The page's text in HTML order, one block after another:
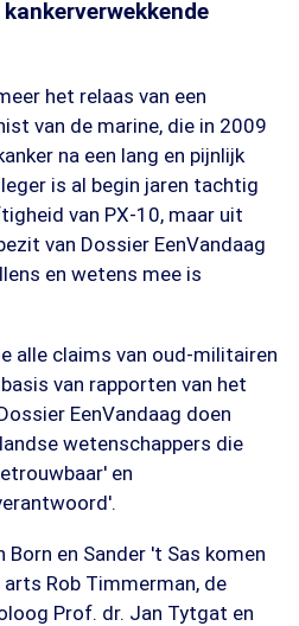
het relaas van een
van de marine, die in 2009
na een lang en pijnlijk
is al begin jaren tachtig
van PX-10, maar uit
van Dossier EenVandaag
en wetens mee is
alle claims van oud-militairen
van rapporten van het
EenVandaag doen
wetenschappers die
en
Born en Sander 't Sas komen
Rob Timmerman, de
Prof. dr. Jan Tytgat en